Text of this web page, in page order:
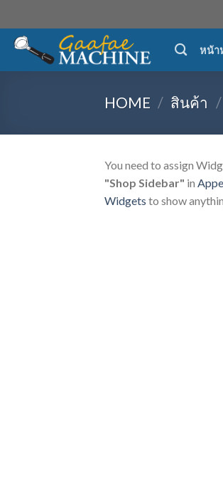
to
content
หน้า
HOME / สินค้า /
You need to assign
"Shop Sidebar" in
Widgets to show